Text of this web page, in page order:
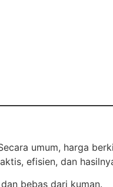
umum, harga
efisien, dan
bebas dari kuman.